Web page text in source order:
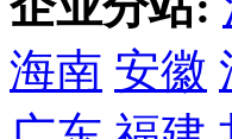
海南 安徽